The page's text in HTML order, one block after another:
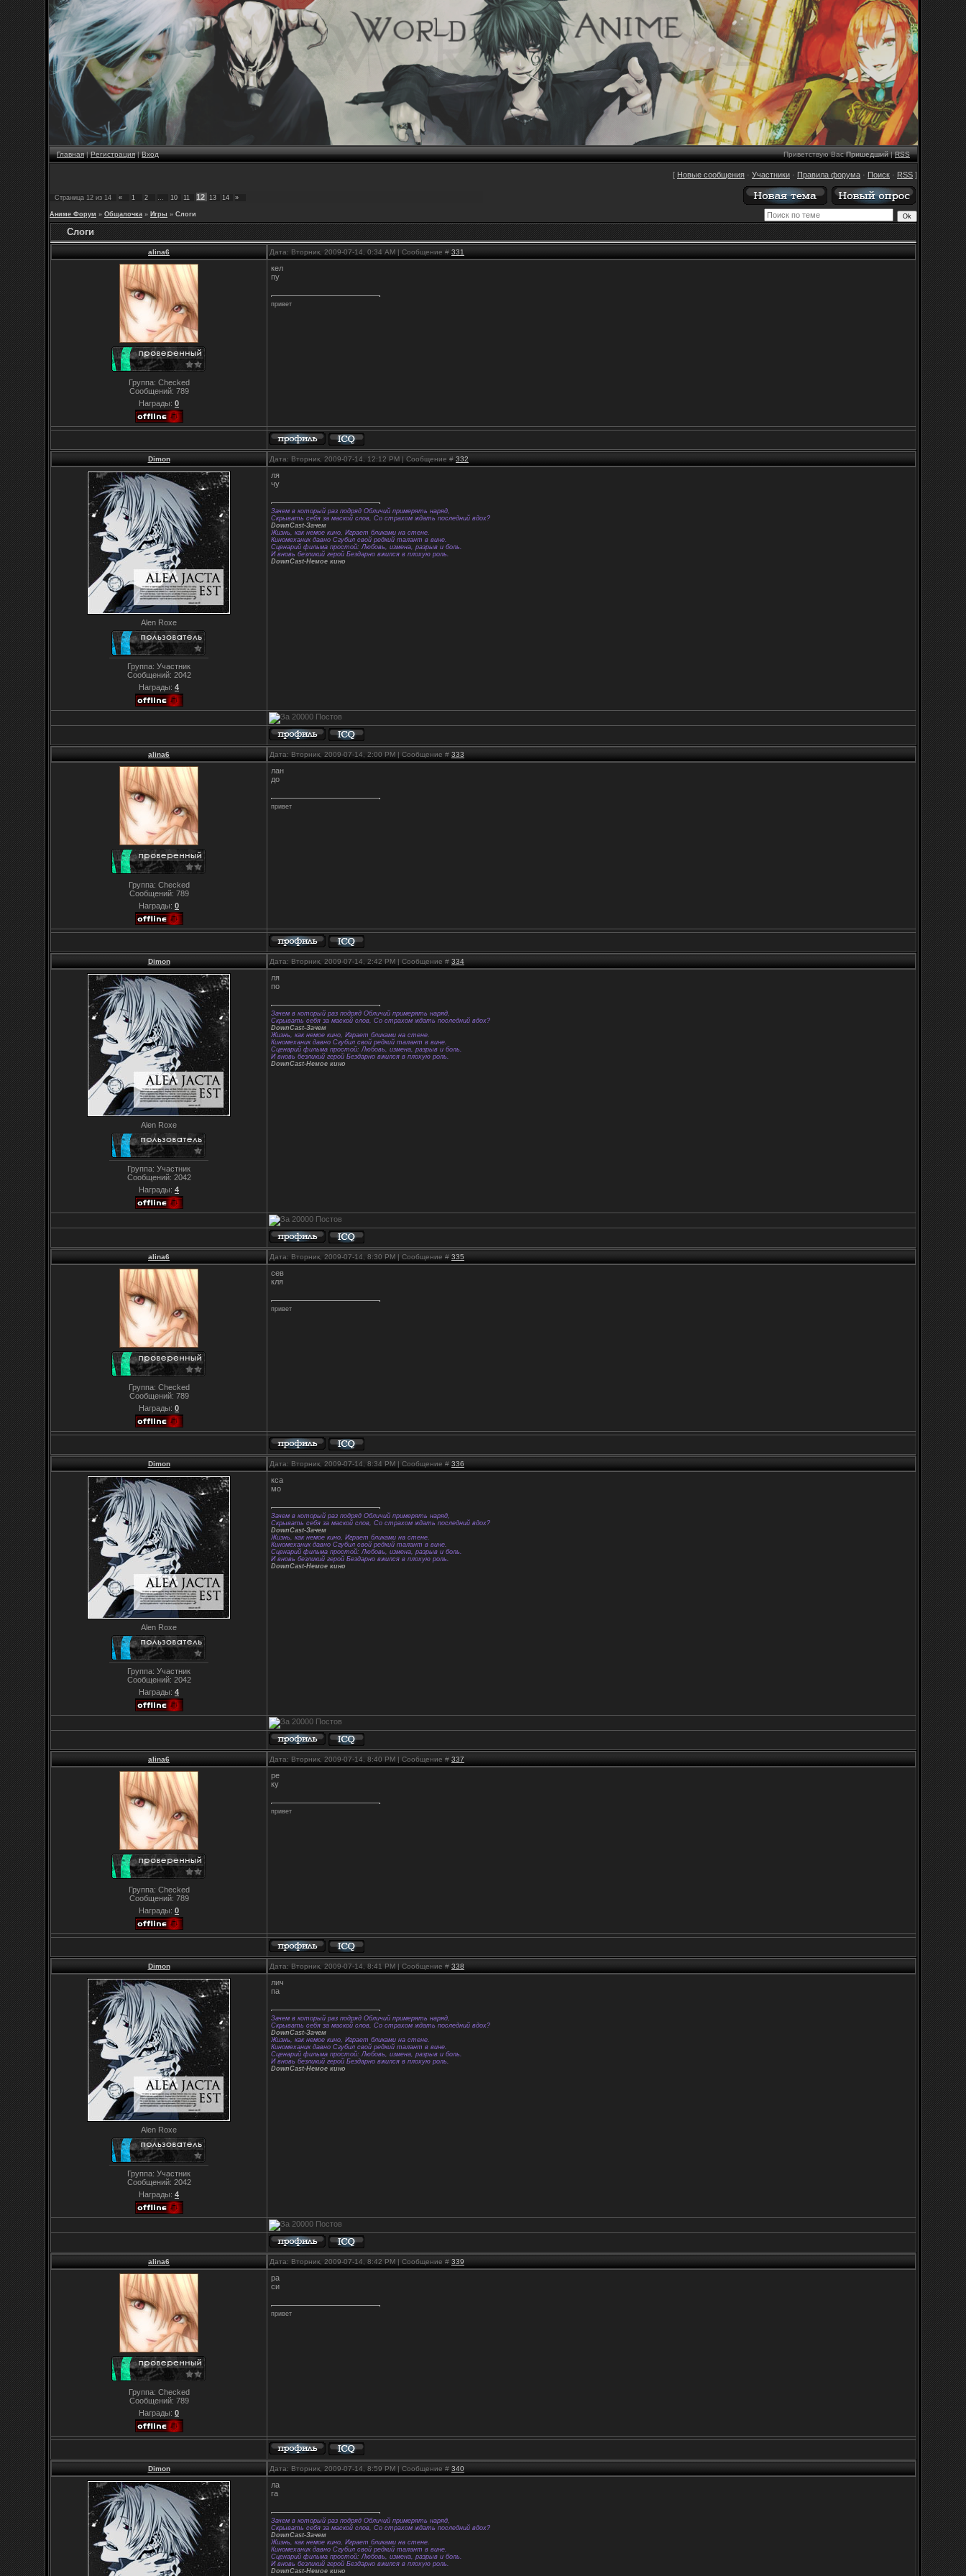
Главная|Регистрация|Вход Приветствую Вас Пришедший|RSS
[ Новые сообщения · Участники · Правила форума · Поиск · RSS ]
Страница 12 из 14 « 1 2 10 11 12 13 14 »
Аниме Форум » Общалочка » Игры » Слоги
Слоги
alina6 Дата: Вторник, 2009-07-14, 0:34 AM | Сообщение # 331
Группа: Checked
Сообщений: 789
Награды: 0
кел
пу
привет
Dimon Дата: Вторник, 2009-07-14, 12:12 PM | Сообщение # 332
Alen Roxe
Группа: Участник
Сообщений: 2042
Награды: 4
ля
чу
Зачем в который раз подряд Обличий примерять наряд,
Скрывать себя за маской слов, Со страхом ждать последний вдох?
DownCast-Зачем
Жизнь, как немое кино, Играет бликами на стене.
Киномеханик давно Сгубил свой редкий талант в вине.
Сценарий фильма простой: Любовь, измена, разрыв и боль.
И вновь безликий герой Бездарно вжился в плохую роль.
DownCast-Немое кино
alina6 Дата: Вторник, 2009-07-14, 2:00 PM | Сообщение # 333
Группа: Checked
Сообщений: 789
Награды: 0
лан
до
привет
Dimon Дата: Вторник, 2009-07-14, 2:42 PM | Сообщение # 334
Alen Roxe
Группа: Участник
Сообщений: 2042
Награды: 4
ля
по
Зачем в который раз подряд Обличий примерять наряд,
Скрывать себя за маской слов, Со страхом ждать последний вдох?
DownCast-Зачем
Жизнь, как немое кино, Играет бликами на стене.
Киномеханик давно Сгубил свой редкий талант в вине.
Сценарий фильма простой: Любовь, измена, разрыв и боль.
И вновь безликий герой Бездарно вжился в плохую роль.
DownCast-Немое кино
alina6 Дата: Вторник, 2009-07-14, 8:30 PM | Сообщение # 335
Группа: Checked
Сообщений: 789
Награды: 0
сев
кля
привет
Dimon Дата: Вторник, 2009-07-14, 8:34 PM | Сообщение # 336
Alen Roxe
Группа: Участник
Сообщений: 2042
Награды: 4
кса
мо
Зачем в который раз подряд Обличий примерять наряд,
Скрывать себя за маской слов, Со страхом ждать последний вдох?
DownCast-Зачем
Жизнь, как немое кино, Играет бликами на стене.
Киномеханик давно Сгубил свой редкий талант в вине.
Сценарий фильма простой: Любовь, измена, разрыв и боль.
И вновь безликий герой Бездарно вжился в плохую роль.
DownCast-Немое кино
alina6 Дата: Вторник, 2009-07-14, 8:40 PM | Сообщение # 337
Группа: Checked
Сообщений: 789
Награды: 0
ре
ку
привет
Dimon Дата: Вторник, 2009-07-14, 8:41 PM | Сообщение # 338
Alen Roxe
Группа: Участник
Сообщений: 2042
Награды: 4
лич
па
Зачем в который раз подряд Обличий примерять наряд,
Скрывать себя за маской слов, Со страхом ждать последний вдох?
DownCast-Зачем
Жизнь, как немое кино, Играет бликами на стене.
Киномеханик давно Сгубил свой редкий талант в вине.
Сценарий фильма простой: Любовь, измена, разрыв и боль.
И вновь безликий герой Бездарно вжился в плохую роль.
DownCast-Немое кино
alina6 Дата: Вторник, 2009-07-14, 8:42 PM | Сообщение # 339
Группа: Checked
Сообщений: 789
Награды: 0
ра
си
привет
Dimon Дата: Вторник, 2009-07-14, 8:59 PM | Сообщение # 340
ла
га
Зачем в который раз подряд Обличий примерять наряд,
Скрывать себя за маской слов, Со страхом ждать последний вдох?
DownCast-Зачем
Жизнь, как немое кино, Играет бликами на стене.
Киномеханик давно Сгубил свой редкий талант в вине.
Сценарий фильма простой: Любовь, измена, разрыв и боль.
И вновь безликий герой Бездарно вжился в плохую роль.
DownCast-Немое кино